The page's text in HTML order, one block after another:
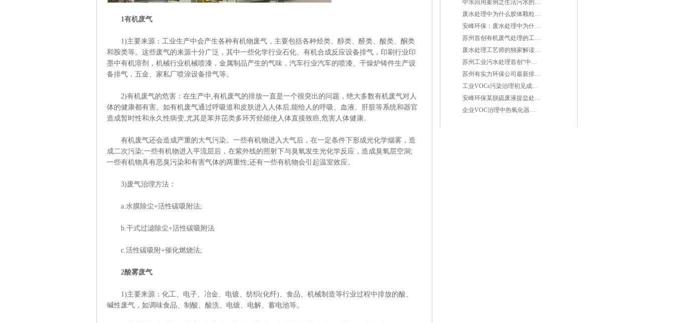
1有机废气
1)主要来源：工业生产中会产生各种有机物废气，主要包括各种烃类、醇类、醛类、酸类、酮类
和胺类等。这些废气的来源十分广泛，其中一些化学行业石化、有机合成反应设备排气，印刷行业印
墨中有机溶剂，机械行业机械喷漆，金属制品产生的气味，汽车行业汽车的喷漆、干燥炉铸件生产设
备排气，五金、家私厂喷涂设备排气等。
2)有机废气的危害：在生产中,有机废气的排放一直是一个很突出的问题，绝大多数有机废气对人
体的健康都有害。如有机废气通过呼吸道和皮肤进入人体后,能给人的呼吸、血液、肝脏等系统和器官
造成暂时性和永久性病变,尤其是苯并芘类多环芳烃能使人体直接致癌,危害人体健康。
有机废气还会造成严重的大气污染。一些有机物进入大气后，在一定条件下形成光化学烟雾，造
成二次污染;一些有机物进入平流层后，在紫外线的照射下与臭氧发生光化学反应，造成臭氧层空洞;
一些有机物具有恶臭污染和有害气体的两重性;还有一些有机物会引起温室效应。
3)废气治理方法：
a.水膜除尘+活性碳吸附法;
b.干式过滤除尘+活性碳吸附法
c.活性碳吸附+催化燃烧法;
2酸雾废气
1)主要来源：化工、电子、冶金、电镀、纺织(化纤)、食品、机械制造等行业过程中排放的酸、
碱性废气，如调味食品、制酸、酸洗、电镀、电解、蓄电池等。
中水回用案例之生活污水的二次处理利用
废水处理中为什么胶体颗粒不易自然沉降?
安峰环保：废水处理中为什么胶体颗粒不易自然沉降?
苏州首创有机废气处理的工艺测试
废水处理工艺师的独家解读废水处理知识
苏州工业污水处理首创“中水”回用经济
苏州有实力环保公司最新排名/知名环保公司有哪些?
工业VOCs污染治理初见成效：地球比20年前更绿
安峰环保某脱硫废液提盐处理项目验收成功
企业VOC治理中热氧化器如何安全运行？